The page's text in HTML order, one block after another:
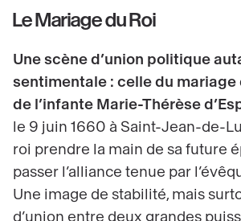
Le Mariage du Roi
Une scène d’union politique
sentimentale : celle du mariage
de l’infante Marie-Thérèse
le 9 juin 1660 à Saint-Jean-de-
roi prendre la main de sa future
passer l’alliance tenue par
Une image de stabilité, mais
d’union entre deux grandes